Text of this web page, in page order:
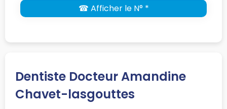
☎ Afficher le N° *
Dentiste Docteur Amandine
Chavet-lasgouttes